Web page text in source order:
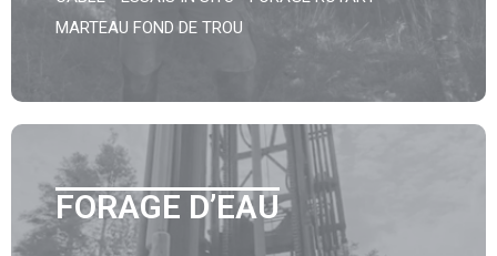
MARTEAU FOND DE TROU
FORAGE D’EAU